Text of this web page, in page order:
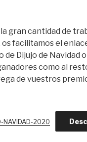
gran cantidad de
os facilitamos el
de Dijujo de Navidad
como al
de vuestros
NAVIDAD-2020